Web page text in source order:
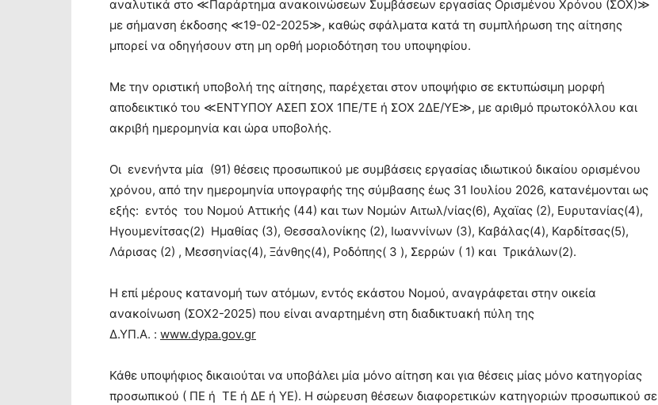
αναλυτικά στο ≪Παράρτημα ανακοινώσεων Συμβάσεων εργασίας Ορισμένου Χρόνου (ΣΟΧ)≫
με σήμανση έκδοσης ≪19-02-2025≫, καθώς σφάλματα κατά τη συμπλήρωση της αίτησης
μπορεί να οδηγήσουν στη μη ορθή μοριοδότηση του υποψηφίου.
Με την οριστική υποβολή της αίτησης, παρέχεται στον υποψήφιο σε εκτυπώσιμη μορφή
αποδεικτικό του ≪ΕΝΤΥΠΟΥ ΑΣΕΠ ΣΟΧ 1ΠΕ/ΤΕ ή ΣΟΧ 2ΔΕ/ΥΕ≫, με αριθμό πρωτοκόλλου και
ακριβή ημερομηνία και ώρα υποβολής.
Οι ενενήντα μία (91) θέσεις προσωπικού με συμβάσεις εργασίας ιδιωτικού δικαίου ορισμένου
χρόνου, από την ημερομηνία υπογραφής της σύμβασης έως 31 Ιουλίου 2026, κατανέμονται ως
εξής: εντός του Νομού Αττικής (44) και των Νομών Αιτωλ/νίας(6), Αχαϊας (2), Ευρυτανίας(4),
Ηγουμενίτσας(2) Ημαθίας (3), Θεσσαλονίκης (2), Ιωαννίνων (3), Καβάλας(4), Καρδίτσας(5),
Λάρισας (2) , Μεσσηνίας(4), Ξάνθης(4), Ροδόπης( 3 ), Σερρών ( 1) και Τρικάλων(2).
Η επί μέρους κατανομή των ατόμων, εντός εκάστου Νομού, αναγράφεται στην οικεία
ανακοίνωση (ΣΟΧ2-2025) που είναι αναρτημένη στη διαδικτυακή πύλη της
Δ.ΥΠ.Α. : www.dypa.gov.gr
Κάθε υποψήφιος δικαιούται να υποβάλει μία μόνο αίτηση και για θέσεις μίας μόνο κατηγορίας
προσωπικού ( ΠΕ ή ΤΕ ή ΔΕ ή ΥΕ). Η σώρευση θέσεων διαφορετικών κατηγοριών προσωπικού σε